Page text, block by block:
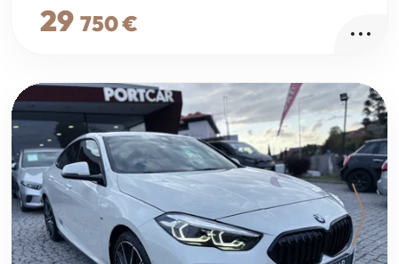
29 750 €
Next